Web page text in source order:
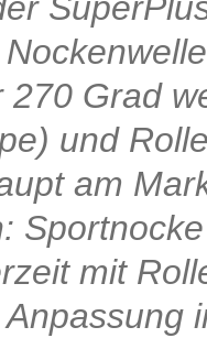
270 Grad
und
am
mit